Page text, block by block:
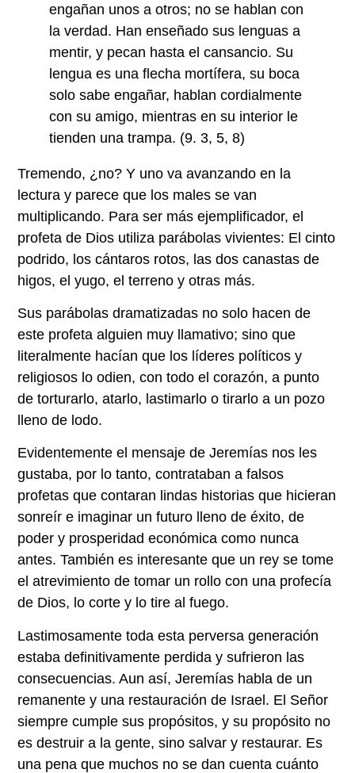
engañan unos a otros; no se hablan con
la verdad. Han enseñado sus lenguas a
mentir, y pecan hasta el cansancio. Su
lengua es una flecha mortífera, su boca
solo sabe engañar, hablan cordialmente
con su amigo, mientras en su interior le
tienden una trampa. (9. 3, 5, 8)
Tremendo, ¿no? Y uno va avanzando en la
lectura y parece que los males se van
multiplicando. Para ser más ejemplificador, el
profeta de Dios utiliza parábolas vivientes: El cinto
podrido, los cántaros rotos, las dos canastas de
higos, el yugo, el terreno y otras más.
Sus parábolas dramatizadas no solo hacen de
este profeta alguien muy llamativo; sino que
literalmente hacían que los líderes políticos y
religiosos lo odien, con todo el corazón, a punto
de torturarlo, atarlo, lastimarlo o tirarlo a un pozo
lleno de lodo.
Evidentemente el mensaje de Jeremías nos les
gustaba, por lo tanto, contrataban a falsos
profetas que contaran lindas historias que hicieran
sonreír e imaginar un futuro lleno de éxito, de
poder y prosperidad económica como nunca
antes. También es interesante que un rey se tome
el atrevimiento de tomar un rollo con una profecía
de Dios, lo corte y lo tire al fuego.
Lastimosamente toda esta perversa generación
estaba definitivamente perdida y sufrieron las
consecuencias. Aun así, Jeremías habla de un
remanente y una restauración de Israel. El Señor
siempre cumple sus propósitos, y su propósito no
es destruir a la gente, sino salvar y restaurar. Es
una pena que muchos no se dan cuenta cuánto